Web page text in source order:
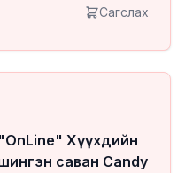
Сагслах
"OnLine" Хүүхдийн
саван Candy